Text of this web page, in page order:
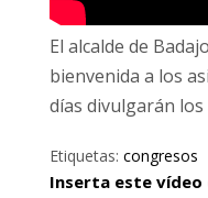
El alcalde de
bienvenida a los
días divulgarán los
Etiquetas: congresos
Inserta este vídeo